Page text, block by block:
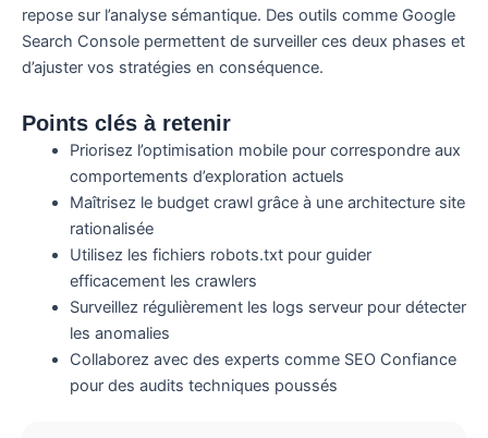
repose sur l’analyse sémantique. Des outils comme Google
Search Console permettent de surveiller ces deux phases et
d’ajuster vos stratégies en conséquence.
Points clés à retenir
Priorisez l’optimisation mobile pour correspondre aux
comportements d’exploration actuels
Maîtrisez le budget crawl grâce à une architecture site
rationalisée
Utilisez les fichiers robots.txt pour guider
efficacement les crawlers
Surveillez régulièrement les logs serveur pour détecter
les anomalies
Collaborez avec des experts comme SEO Confiance
pour des audits techniques poussés